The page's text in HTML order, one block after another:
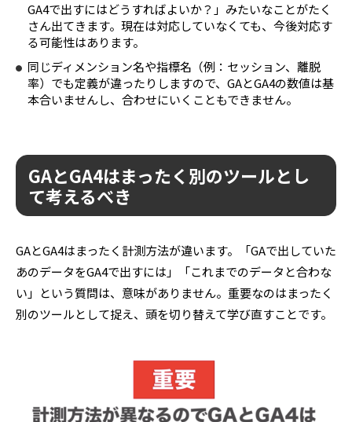
GA4で出すにはどうすればよいか？」みたいなことがたく
さん出てきます。現在は対応していなくても、今後対応す
る可能性はあります。
同じディメンション名や指標名（例：セッション、離脱
率）でも定義が違ったりしますので、GAとGA4の数値は基
本合いませんし、合わせにいくこともできません。
GAとGA4はまったく別のツールとし
て考えるべき
GAとGA4はまったく計測方法が違います。「GAで出していた
あのデータをGA4で出すには」「これまでのデータと合わな
い」という質問は、意味がありません。重要なのはまったく
別のツールとして捉え、頭を切り替えて学び直すことです。